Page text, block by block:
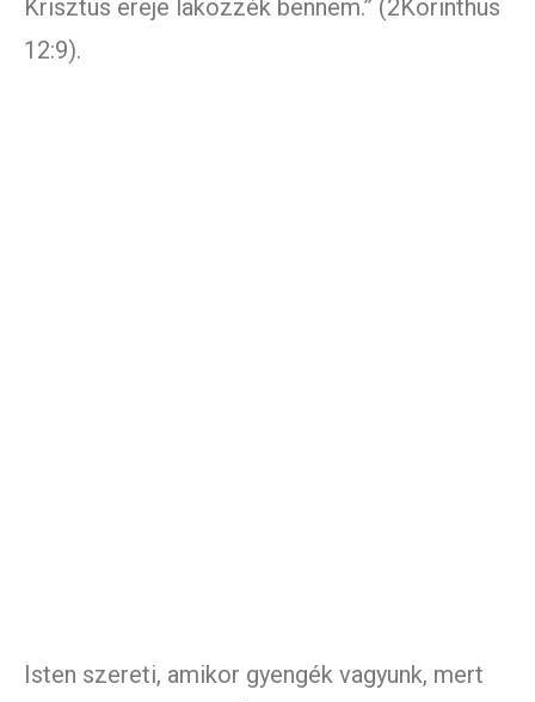
Krisztus ereje lakozzék bennem.” (2Korinthus
12:9).
Isten szereti, amikor gyengék vagyunk, mert